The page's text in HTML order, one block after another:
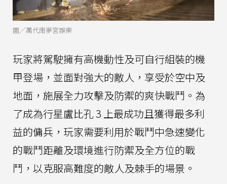
圖／萬代南夢宮娛樂
玩家將駕駛擁有高機動性及可自行組裝的機
甲登場，並面對強大的敵人，享受於空中及
地面，施展全力攻擊及防禦的爽快戰鬥。為
了成為行星盧比孔 3 上最成功且獲得最多利
益的傭兵，玩家需要利用於戰鬥中急速變化
的戰鬥距離及環境進行防禦及全方位的戰
鬥，以克服高難度的敵人及棘手的場景。